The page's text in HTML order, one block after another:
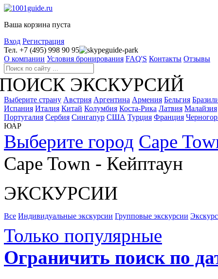
Ваша корзина пуста
Вход Регистрация
Тел. +7 (495) 998 90 95
guide-park
О компании Условия бронирования FAQ'S Контакты Отзывы
ЭКСКУРСИЙ
Выберите страну Австрия Аргентина Армения Бельгия
Испания Италия Китай Колумбия Коста-Рика Латвия Малайзия
Португалия Сербия Сингапур США Турция Франция
ЮАР
Выберите город Cape
Cape Town - Кейптаун
ЭКСКУРСИИ
Все Индивидуальные экскурсии Групповые экскурсии
Только популярные
Ограничить поиск по